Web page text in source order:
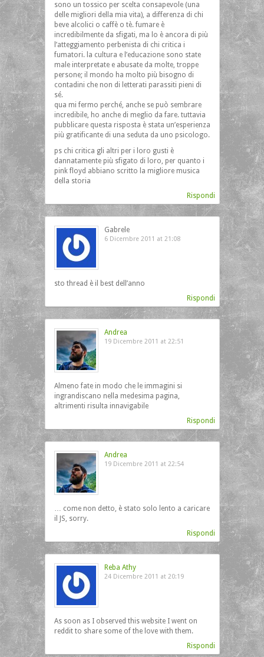
sono un tossico per scelta consapevole (una
delle migliori della mia vita), a differenza di chi
beve alcolici o caffè o tè. fumare è
incredibilmente da sfigati, ma lo è ancora di più
l’atteggiamento perbenista di chi critica i
fumatori. la cultura e l’educazione sono state
male interpretate e abusate da molte, troppe
persone; il mondo ha molto più bisogno di
contadini che non di letterati parassiti pieni di
sé.
qua mi fermo perché, anche se può sembrare
incredibile, ho anche di meglio da fare. tuttavia
pubblicare questa risposta è stata un’esperienza
più gratificante di una seduta da uno psicologo.
ps chi critica gli altri per i loro gusti è
dannatamente più sfigato di loro, per quanto i
pink floyd abbiano scritto la migliore musica
della storia
Rispondi
Gabrele
6 Dicembre 2011 at 21:08
sto thread è il best dell’anno
Rispondi
Andrea
19 Dicembre 2011 at 22:51
Almeno fate in modo che le immagini si
ingrandiscano nella medesima pagina,
altrimenti risulta innavigabile
Rispondi
Andrea
19 Dicembre 2011 at 22:54
… come non detto, è stato solo lento a caricare
il JS, sorry.
Rispondi
Reba Athy
24 Dicembre 2011 at 20:19
As soon as I observed this website I went on
reddit to share some of the love with them.
Rispondi